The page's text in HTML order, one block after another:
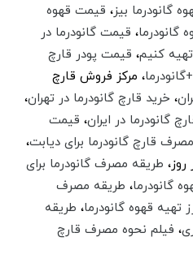
گانودرما بیز،‌ قیمت قهوه
گانودرما، قیمت گانودرما در
تهیه کنیم،‌ قیمت پودر قارچ
،‌ مرکز فروش قارچ
،‌خرید قارچ گانودرما در تهران،‌
گانودرما در ایران،‌قیمت
قارچ گانودرما برای دیابت،
روز، طریقه مصرف گانودرما برای
گانودرما،‌ طریقه مصرف
تهیه قهوه گانودرما،‌ طریقه
،‌ فیلم نحوه مصرف قارچ